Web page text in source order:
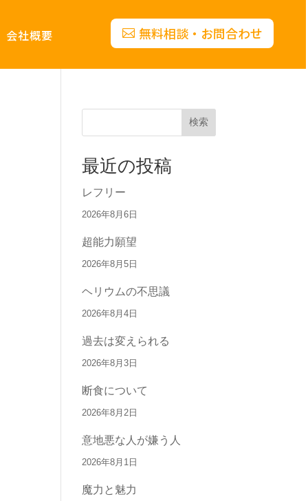
会社概要 無料相談・お問合わせ
検索
最近の投稿
レフリー
2026年8月6日
超能力願望
2026年8月5日
ヘリウムの不思議
2026年8月4日
過去は変えられる
2026年8月3日
断食について
2026年8月2日
意地悪な人が嫌う人
2026年8月1日
魔力と魅力